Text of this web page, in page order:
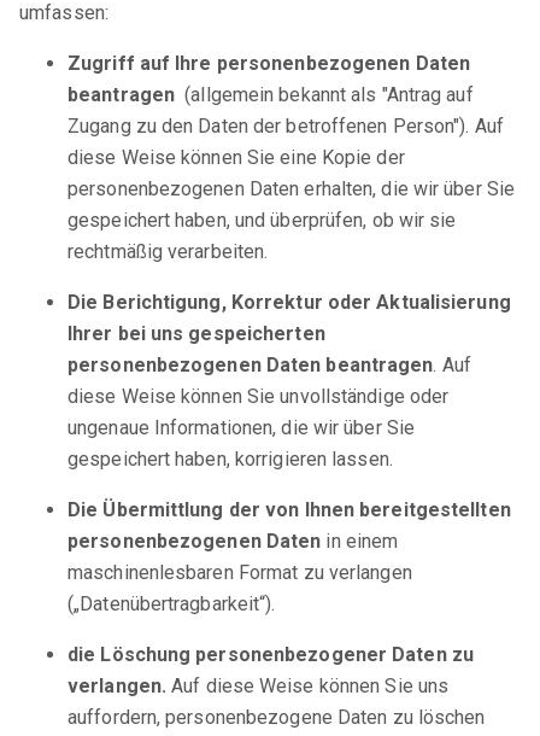
umfassen:
Zugriff auf Ihre personenbezogenen Daten
beantragen (allgemein bekannt als "Antrag auf
Zugang zu den Daten der betroffenen Person"). Auf
diese Weise können Sie eine Kopie der
personenbezogenen Daten erhalten, die wir über Sie
gespeichert haben, und überprüfen, ob wir sie
rechtmäßig verarbeiten.
Die Berichtigung, Korrektur oder Aktualisierung
Ihrer bei uns gespeicherten
personenbezogenen Daten beantragen. Auf
diese Weise können Sie unvollständige oder
ungenaue Informationen, die wir über Sie
gespeichert haben, korrigieren lassen.
Die Übermittlung der von Ihnen bereitgestellten
personenbezogenen Daten in einem
maschinenlesbaren Format zu verlangen
(„Datenübertragbarkeit“).
die Löschung personenbezogener Daten zu
verlangen. Auf diese Weise können Sie uns
auffordern, personenbezogene Daten zu löschen